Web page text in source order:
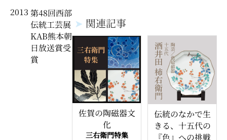
2013 第48回西部
伝統工芸展
KAB熊本朝
日放送賞受
賞
➤ 関連記事
佐賀の陶磁器文
化
三右衛門特集
伝統のなかで生
きる、十五代の
『色』への挑戦